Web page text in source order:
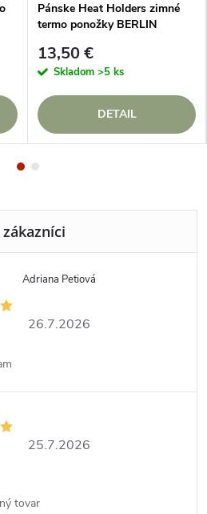
Pánske Heat Holders zimné
termo ponožky BERLIN
13,50 €
Skladom >5 ks
DETAIL
Adriana Petiová
26.7.2026
25.7.2026
tovar